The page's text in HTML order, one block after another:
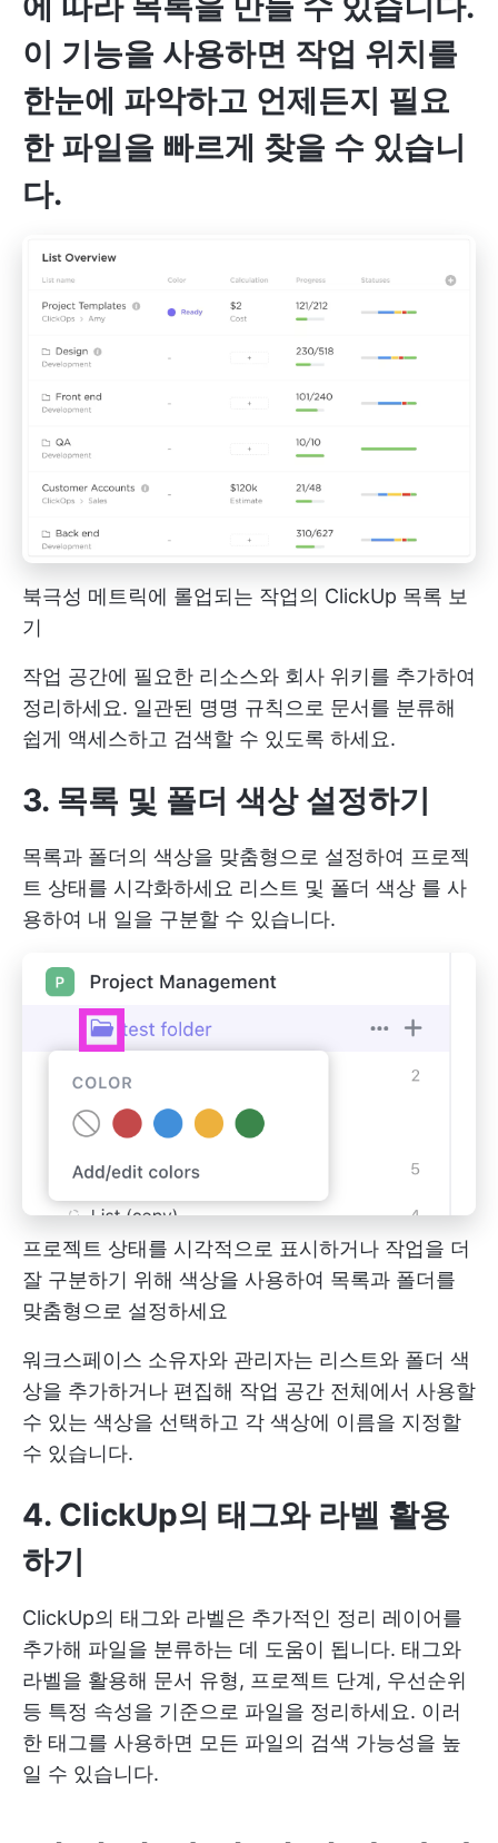
이 기능을 사용하면 작업 위치를
한눈에 파악하고 언제든지 필요
한 파일을 빠르게 찾을 수 있습니
다.
북극성 메트릭에 롤업되는 작업의 ClickUp 목록 보
기
작업 공간에 필요한 리소스와 회사 위키를 추가하여
정리하세요. 일관된 명명 규칙으로 문서를 분류해
쉽게 액세스하고 검색할 수 있도록 하세요.
3. 목록 및 폴더 색상 설정하기
목록과 폴더의 색상을 맞춤형으로 설정하여 프로젝
트 상태를 시각화하세요 리스트 및 폴더 색상 를 사
용하여 내 일을 구분할 수 있습니다.
프로젝트 상태를 시각적으로 표시하거나 작업을 더
잘 구분하기 위해 색상을 사용하여 목록과 폴더를
맞춤형으로 설정하세요
워크스페이스 소유자와 관리자는 리스트와 폴더 색
상을 추가하거나 편집해 작업 공간 전체에서 사용할
수 있는 색상을 선택하고 각 색상에 이름을 지정할
수 있습니다.
4. ClickUp의 태그와 라벨 활용
하기
ClickUp의 태그와 라벨은 추가적인 정리 레이어를
추가해 파일을 분류하는 데 도움이 됩니다. 태그와
라벨을 활용해 문서 유형, 프로젝트 단계, 우선순위
등 특정 속성을 기준으로 파일을 정리하세요. 이러
한 태그를 사용하면 모든 파일의 검색 가능성을 높
일 수 있습니다.